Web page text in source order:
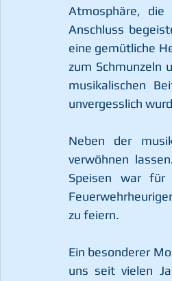
Atmosphäre,
Anschluss
eine gemütliche
zum Schmunzeln
musikalischen
unvergesslich
Neben der
verwöhnen
Speisen war für
zu feiern.
Ein besonderer
uns seit vielen